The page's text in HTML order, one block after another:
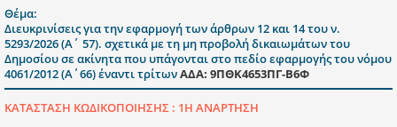
Θέμα:
Διευκρινίσεις για την εφαρμογή των άρθρων 12 και 14 του ν.
5293/2026 (Α΄ 57). σχετικά με τη μη προβολή δικαιωμάτων του
Δημοσίου σε ακίνητα που υπάγονται στο πεδίο εφαρμογής του νόμου
4061/2012 (Α΄66) έναντι τρίτωνΑΔΑ: 9ΠΘΚ4653ΠΓ-Β6Φ
ΚΑΤΑΣΤΑΣΗ ΚΩΔΙΚΟΠΟΙΗΣΗΣ : 1Η ΑΝΑΡΤΗΣΗ